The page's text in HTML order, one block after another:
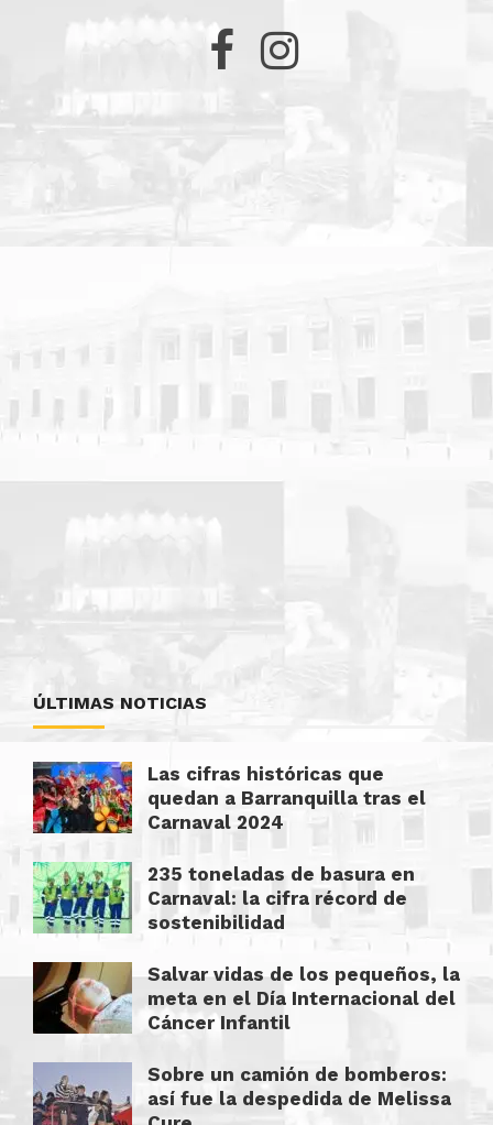
ÚLTIMAS NOTICIAS
Las cifras históricas que
quedan a Barranquilla tras el
Carnaval 2024
235 toneladas de basura en
Carnaval: la cifra récord de
sostenibilidad
Salvar vidas de los pequeños, la
meta en el Día Internacional del
Cáncer Infantil
Sobre un camión de bomberos:
así fue la despedida de Melissa